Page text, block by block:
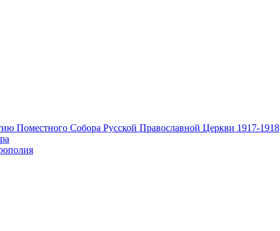
Поместного Собора Русской Православной Церкви 1917-1918